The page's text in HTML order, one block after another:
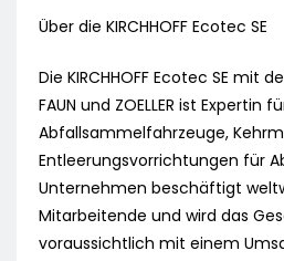
Über die KIRCHHOFF Ecotec SE
Die KIRCHHOFF Ecotec SE mit
FAUN und ZOELLER ist Expertin
Abfallsammelfahrzeuge,
Entleerungsvorrichtungen für
Unternehmen beschäftigt
Mitarbeitende und wird das
voraussichtlich mit einem